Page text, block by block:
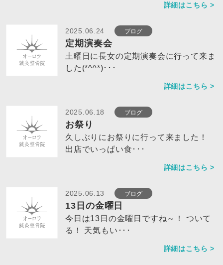
詳細はこちら >
2025.06.24 ブログ
定期演奏会
土曜日に長女の定期演奏会に行って来ま
した(*^^*)･･･
詳細はこちら >
2025.06.18 ブログ
お祭り
久しぶりにお祭りに行って来ました！
出店でいっぱい食･･･
詳細はこちら >
2025.06.13 ブログ
13日の金曜日
今日は13日の金曜日ですね～！ ついて
る！ 天気もい･･･
詳細はこちら >